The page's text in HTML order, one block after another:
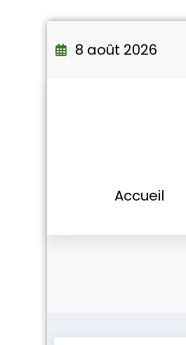
au
8 août 2026
Accueil